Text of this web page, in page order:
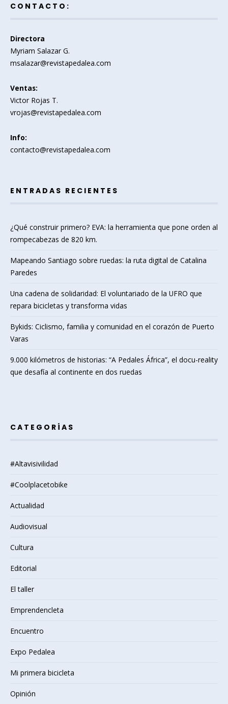
CONTACTO:
Directora
Myriam Salazar G.
msalazar@revistapedalea.com
Ventas:
Victor Rojas T.
vrojas@revistapedalea.com
Info:
contacto@revistapedalea.com
ENTRADAS RECIENTES
¿Qué construir primero? EVA: la herramienta que pone orden al
rompecabezas de 820 km.
Mapeando Santiago sobre ruedas: la ruta digital de Catalina
Paredes
Una cadena de solidaridad: El voluntariado de la UFRO que
repara bicicletas y transforma vidas
Bykids: Ciclismo, familia y comunidad en el corazón de Puerto
Varas
9.000 kilómetros de historias: “A Pedales África”, el docu-reality
que desafía al continente en dos ruedas
CATEGORÍAS
#Altavisivilidad
#Coolplacetobike
Actualidad
Audiovisual
Cultura
Editorial
El taller
Emprendencleta
Encuentro
Expo Pedalea
Mi primera bicicleta
Opinión